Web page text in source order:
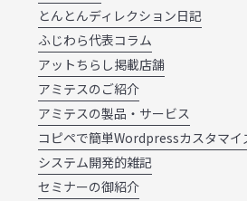
とんとんディレクション日記
ふじわら代表コラム
アットちらし掲載店舗
アミテスのご紹介
アミテスの製品・サービス
コピペで簡単Wordpressカスタマイ
システム開発的雑記
セミナーの御紹介